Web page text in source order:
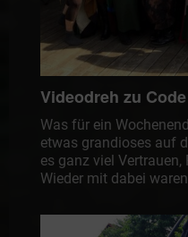
Videodreh zu
Was für ein
etwas grandioses auf
es ganz viel
Wieder mit dabei